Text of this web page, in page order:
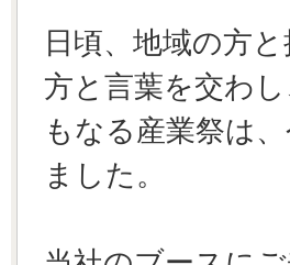
日頃、地域の方
方と言葉を交わ
もなる産業祭は
ました。